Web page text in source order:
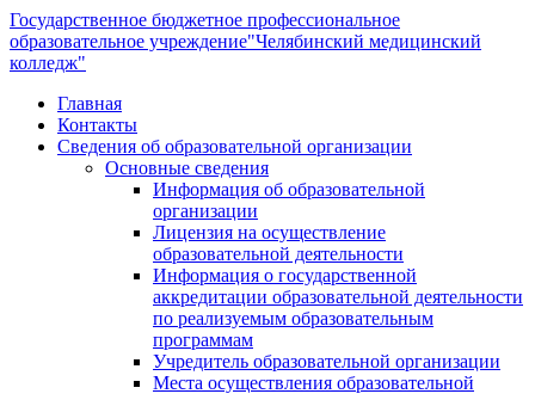
Государственное бюджетное профессиональное
образовательное учреждение"Челябинский медицинский
колледж"
Главная
Контакты
Сведения об образовательной организации
Основные сведения
Информация об образовательной
организации
Лицензия на осуществление
образовательной деятельности
Информация о государственной
аккредитации образовательной деятельности
по реализуемым образовательным
программам
Учредитель образовательной организации
Места осуществления образовательной